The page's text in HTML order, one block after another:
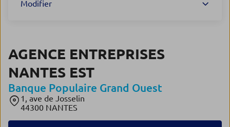
Modifier
AGENCE ENTREPRISES
NANTES EST
Banque Populaire Grand Ouest
1, ave de Josselin
44300 NANTES